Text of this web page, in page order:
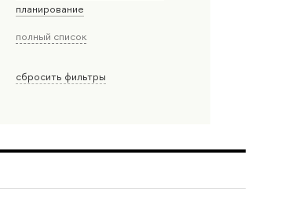
планирование
полный список
сбросить фильтры